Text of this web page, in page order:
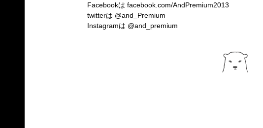
Facebookは facebook.com/AndPremium2013
twitterは @and_Premium
Instagramは @and_premium